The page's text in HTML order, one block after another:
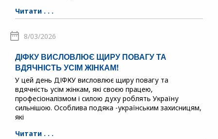
Читати . . .
8/03/2026
ДІФКУ ВИСЛОВЛЮЄ ЩИРУ ПОВАГУ ТА
ВДЯЧНІСТЬ УСІМ ЖІНКАМ!
У цей день ДІФКУ висловлює щиру повагу та
вдячність усім жінкам, які своєю працею,
професіоналізмом і силою духу роблять Україну
сильнішою. Особлива подяка -українським захисницям,
які
Читати . . .